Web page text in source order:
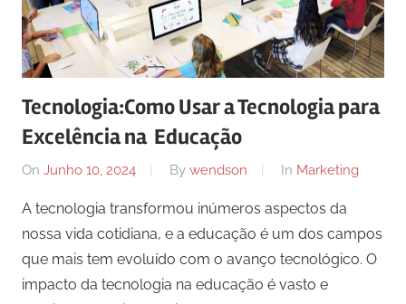
Tecnologia:Como Usar a Tecnologia para
Excelência na Educação
On Junho 10, 2024 By wendson In Marketing
A tecnologia transformou inúmeros aspectos da
nossa vida cotidiana, e a educação é um dos campos
que mais tem evoluído com o avanço tecnológico. O
impacto da tecnologia na educação é vasto e